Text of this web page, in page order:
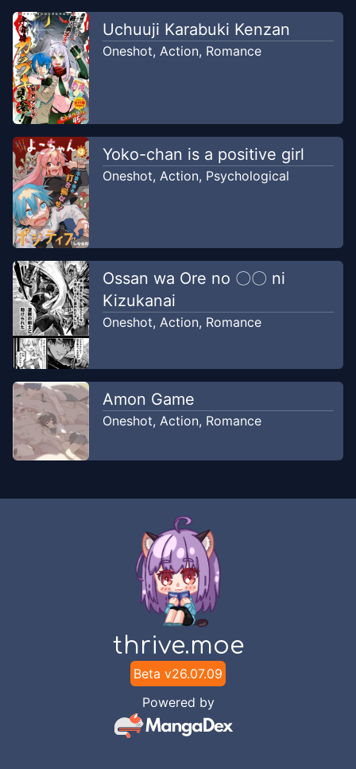
Uchuuji Karabuki Kenzan
Oneshot, Action, Romance
Yoko-chan is a positive girl
Oneshot, Action, Psychological
Ossan wa Ore no 〇〇 ni
Kizukanai
Oneshot, Action, Romance
Amon Game
Oneshot, Action, Romance
thrive.moe
Beta v26.07.09
Powered by